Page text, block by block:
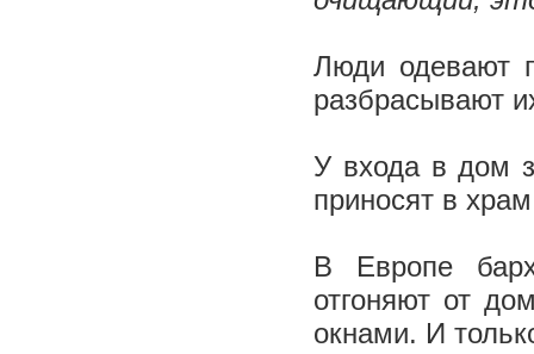
Люди одевают
разбрасывают
У входа в дом
приносят в
В Европе
отгоняют от
окнами. И